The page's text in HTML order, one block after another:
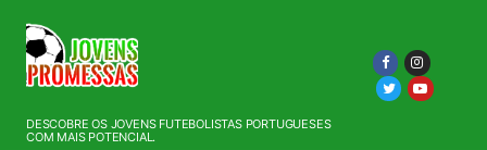
para
conteúdo
DESCOBRE OS JOVENS FUTEBOLISTAS PORTUGUESES
COM MAIS POTENCIAL.